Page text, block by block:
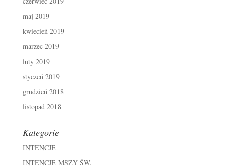
maj 2019
kwiecień 2019
marzec 2019
luty 2019
styczeń 2019
grudzień 2018
listopad 2018
Kategorie
INTENCJE
INTENCJE MSZY ŚW.